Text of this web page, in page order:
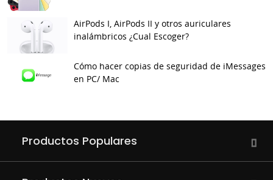
AirPods I, AirPods II y otros auriculares
inalámbricos ¿Cual Escoger?
Cómo hacer copias de seguridad de iMessages
en PC/ Mac
Productos Populares